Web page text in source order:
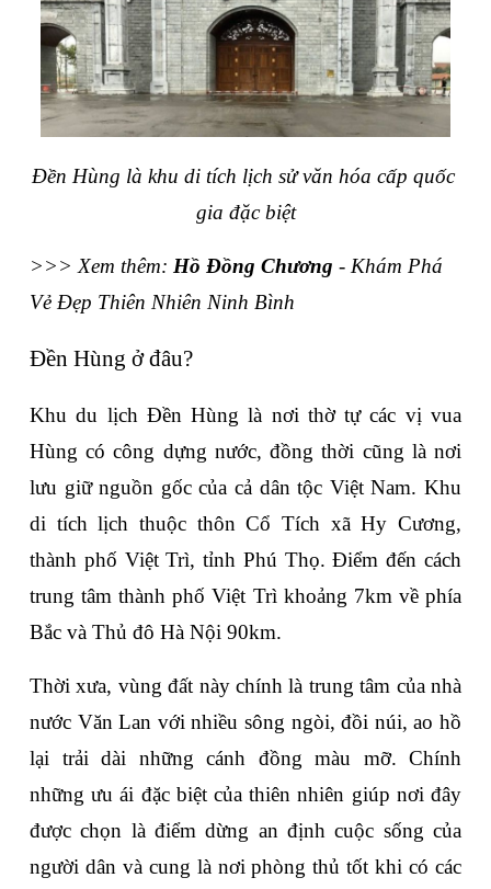
Đền Hùng là khu di tích lịch sử văn hóa cấp quốc
gia đặc biệt
>>> Xem thêm: Hồ Đồng Chương - Khám Phá
Vẻ Đẹp Thiên Nhiên Ninh Bình
Đền Hùng ở đâu?
Khu du lịch Đền Hùng là nơi thờ tự các vị vua
Hùng có công dựng nước, đồng thời cũng là nơi
lưu giữ nguồn gốc của cả dân tộc Việt Nam. Khu
di tích lịch thuộc thôn Cổ Tích xã Hy Cương,
thành phố Việt Trì, tỉnh Phú Thọ. Điểm đến cách
trung tâm thành phố Việt Trì khoảng 7km về phía
Bắc và Thủ đô Hà Nội 90km.
Thời xưa, vùng đất này chính là trung tâm của nhà
nước Văn Lan với nhiều sông ngòi, đồi núi, ao hồ
lại trải dài những cánh đồng màu mỡ. Chính
những ưu ái đặc biệt của thiên nhiên giúp nơi đây
được chọn là điểm dừng an định cuộc sống của
người dân và cung là nơi phòng thủ tốt khi có các